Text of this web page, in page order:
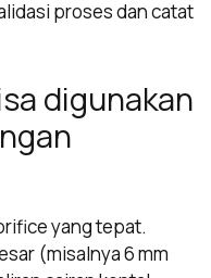
proses dan catat
digunakan
yang tepat.
(misalnya 6 mm